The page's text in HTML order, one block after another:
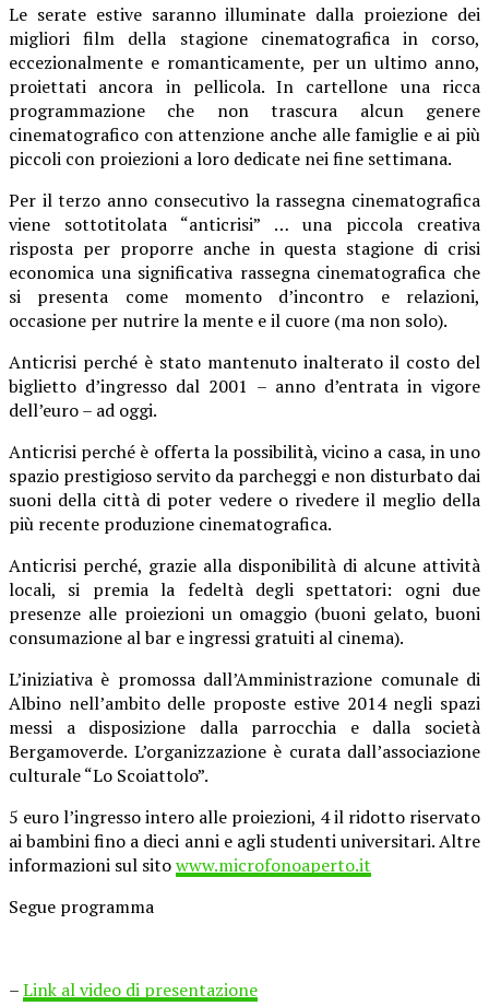
Le serate estive saranno illuminate dalla proiezione dei
migliori film della stagione cinematografica in corso,
eccezionalmente e romanticamente, per un ultimo anno,
proiettati ancora in pellicola. In cartellone una ricca
programmazione che non trascura alcun genere
cinematografico con attenzione anche alle famiglie e ai più
piccoli con proiezioni a loro dedicate nei fine settimana.
Per il terzo anno consecutivo la rassegna cinematografica
viene sottotitolata “anticrisi” … una piccola creativa
risposta per proporre anche in questa stagione di crisi
economica una significativa rassegna cinematografica che
si presenta come momento d’incontro e relazioni,
occasione per nutrire la mente e il cuore (ma non solo).
Anticrisi perché è stato mantenuto inalterato il costo del
biglietto d’ingresso dal 2001 – anno d’entrata in vigore
dell’euro – ad oggi.
Anticrisi perché è offerta la possibilità, vicino a casa, in uno
spazio prestigioso servito da parcheggi e non disturbato dai
suoni della città di poter vedere o rivedere il meglio della
più recente produzione cinematografica.
Anticrisi perché, grazie alla disponibilità di alcune attività
locali, si premia la fedeltà degli spettatori: ogni due
presenze alle proiezioni un omaggio (buoni gelato, buoni
consumazione al bar e ingressi gratuiti al cinema).
L’iniziativa è promossa dall’Amministrazione comunale di
Albino nell’ambito delle proposte estive 2014 negli spazi
messi a disposizione dalla parrocchia e dalla società
Bergamoverde. L’organizzazione è curata dall’associazione
culturale “Lo Scoiattolo”.
5 euro l’ingresso intero alle proiezioni, 4 il ridotto riservato
ai bambini fino a dieci anni e agli studenti universitari. Altre
informazioni sul sitowww.microfonoaperto.it
Segue programma
–Link al video di presentazione